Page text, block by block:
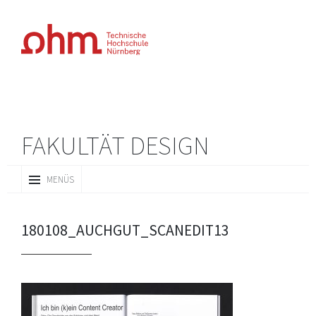
FAKULTÄT DESIGN
MENÜS
INHALT
180108_AUCHGUT_SCANEDIT13